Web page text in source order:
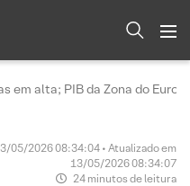
em alta; PIB da Zona do Euro
05/2026 08:34:04 • Atualizado em
13/05/2026 08:34:07
24 minutos de leitura